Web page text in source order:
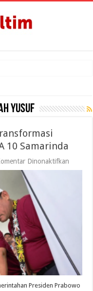
Yusuf
10 Samarinda
Dinonaktifkan
Sekolah
Presiden Prabowo